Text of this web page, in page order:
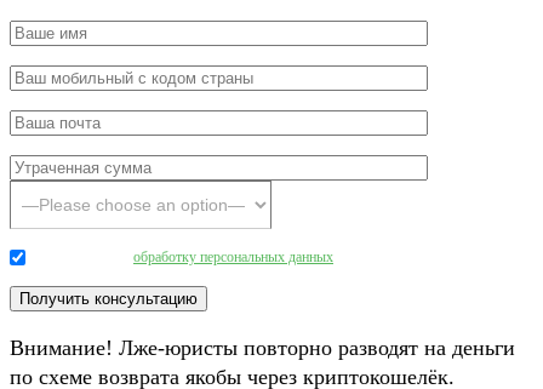
обработку персональных данных
Внимание! Лже-юристы повторно разводят на деньги
по схеме возврата якобы через криптокошелёк.